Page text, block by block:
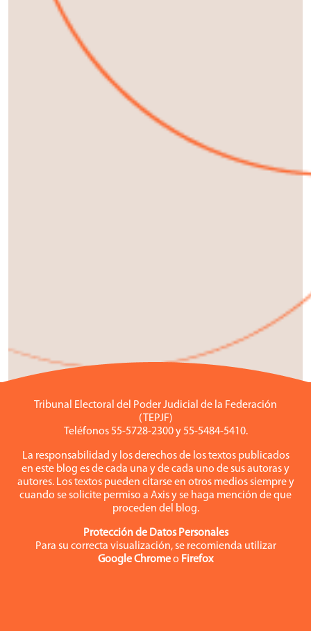
Tribunal Electoral del Poder Judicial de la Federación
(TEPJF)
Teléfonos 55-5728-2300 y 55-5484-5410.
La responsabilidad y los derechos de los textos publicados
en este blog es de cada una y de cada uno de sus autoras y
autores. Los textos pueden citarse en otros medios siempre y
cuando se solicite permiso a Axis y se haga mención de que
proceden del blog.
Protección de Datos Personales
Para su correcta visualización, se recomienda utilizar
Google Chromeo Firefox